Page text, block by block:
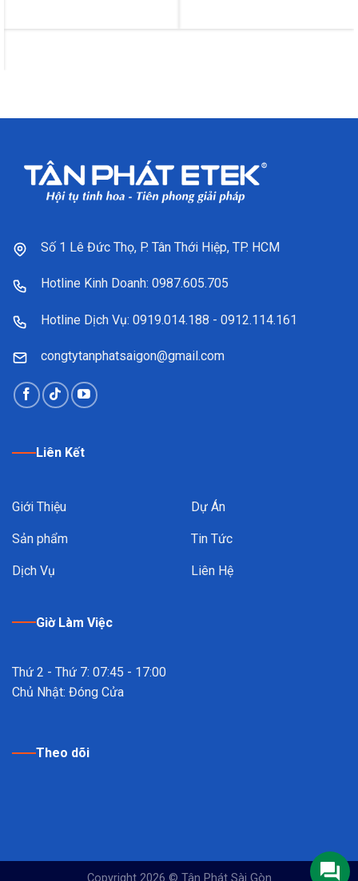
Số 1 Lê Đức Thọ, P. Tân Thới Hiệp, TP. HCM
Hotline Kinh Doanh: 0987.605.705
Hotline Dịch Vụ: 0919.014.188 - 0912.114.161
congtytanphatsaigon@gmail.com
Liên Kết
Giới Thiệu
Sản phẩm
Dịch Vụ
Dự Án
Tin Tức
Liên Hệ
Giờ Làm Việc
Thứ 2 - Thứ 7: 07:45 - 17:00
Chủ Nhật: Đóng Cửa
Theo dõi
Copyright 2026 © Tân Phát Sài Gòn